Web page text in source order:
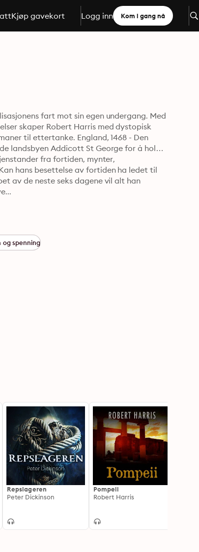
Kjøp gavekort Logg inn Kom i gang nå
fart mot sin egen undergang. Med
skaper Robert Harris med dystopisk
til ettertanke. England, 1468 - Den
landsbyen Addicott St George for å holde
fra fortiden, mynter,
hans besettelse av fortiden ha ledet til
av de neste seks dagene vil alt han
og spenning
Repslageren
Peter Dickinson
Pompeii
Robert Harris